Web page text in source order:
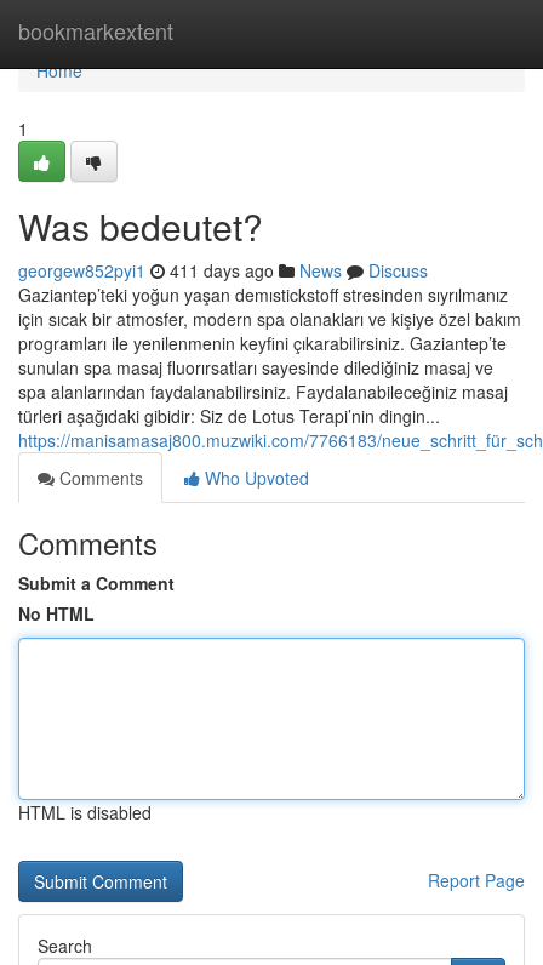
bookmarkextent
Home
Home
1
Was bedeutet?
georgew852pyi1 411 days ago News
Discuss
Gaziantep’teki yoğun yaşan demıstickstoff stresinden sıyrılmanız
için sıcak bir atmosfer, modern spa olanakları ve kişiye özel bakım
programları ile yenilenmenin keyfini çıkarabilirsiniz. Gaziantep’te
sunulan spa masaj fluorırsatları sayesinde dilediğiniz masaj ve
spa alanlarından faydalanabilirsiniz. Faydalanabileceğiniz masaj
türleri aşağıdaki gibidir: Siz de Lotus Terapi’nin dingin...
https://manisamasaj800.muzwiki.com/7766183/
Comments
Who Upvoted
Comments
Submit a Comment
No HTML
HTML is disabled
Report Page
Search